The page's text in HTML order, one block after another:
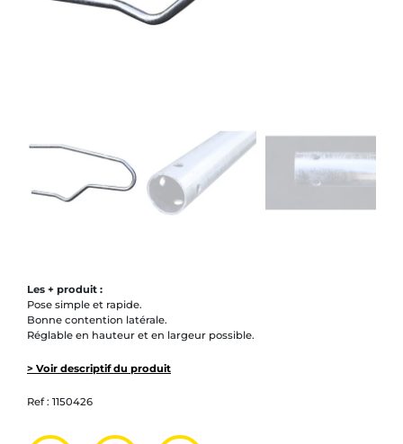
Les + produit :
Pose simple et rapide.
Bonne contention latérale.
Réglable en hauteur et en largeur possible.
> Voir descriptif du produit
Ref : 1150426